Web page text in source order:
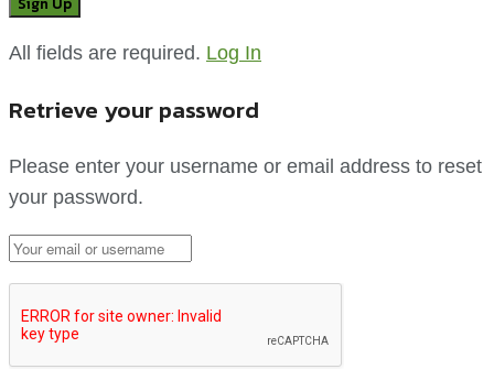
All fields are required. Log In
Retrieve your password
Please enter your username or email address to reset
your password.